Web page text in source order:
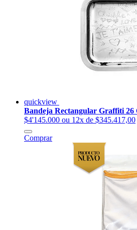
quickview
Bandeja Rectangular Graffiti 26
$4'145.000 ou 12x de $345.417,00
Comprar